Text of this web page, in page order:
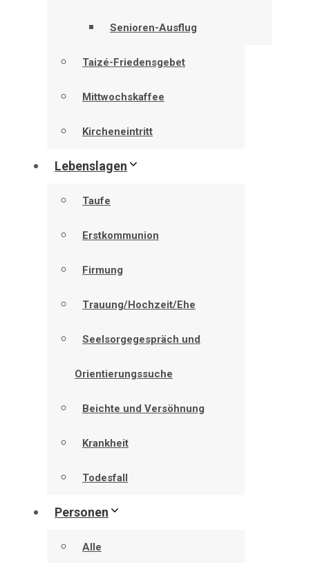
Senioren-Ausflug
Taizé-Friedensgebet
Mittwochskaffee
Kircheneintritt
Lebenslagen
Taufe
Erstkommunion
Firmung
Trauung/Hochzeit/Ehe
Seelsorgegespräch und
Orientierungssuche
Beichte und Versöhnung
Krankheit
Todesfall
Personen
Alle